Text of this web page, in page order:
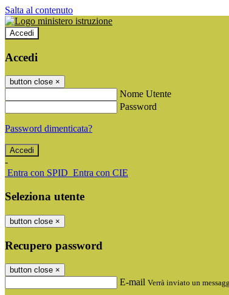
Salta al contenuto
Accedi
Accedi
button close ×
Nome Utente
Password
Password dimenticata?
-
Entra con SPID Entra con CIE
Seleziona utente
button close ×
Recupero password
button close ×
E-mail Verrà inviato un